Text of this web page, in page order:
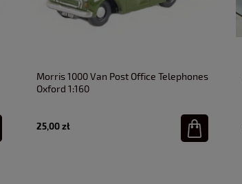
Morris 1000 Van Post Office Telephones
Oxford 1:160
25,00 zł